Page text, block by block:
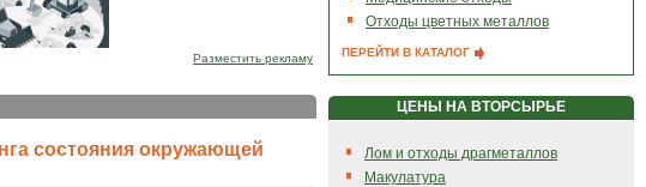
Разместить рекламу
состояния окружающей
Отходы цветных металлов
ПЕРЕЙТИ В КАТАЛОГ
ЦЕНЫ НА ВТОРСЫРЬЕ
Лом и отходы драгметаллов
Макулатура